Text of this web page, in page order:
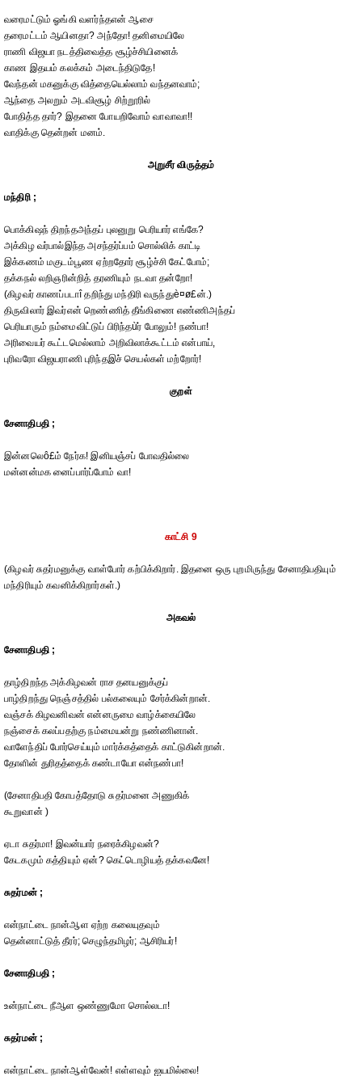
வரைமட்டும் ஓங்கி வளர்ந்தஎன் ஆசை
தரைமட்டம் ஆயினதா? அந்தோ! தனிமையிலே
ராணி விஜயா நடத்திவைத்த சூழ்ச்சியினைக்
காண இதயம் கலக்கம் அடைந்திடுதே!
வேந்தன் மகனுக்கு வித்தையெல்லாம் வந்தனவாம்;
ஆந்தை அலறும் அடவிசூழ் சிற்றூரில்
போதித்த தார்? இதனை போயறிவோம் வாவாவா!!
வாதிக்கு தென்றன் மனம்.
அறுசீர் விருத்தம்
மந்திரி ;
பொக்கிஷந் திறந்தஅந்தப் புலனுறு பெரியார் எங்கே?
அக்கிழ வர்பால்இந்த அசந்தர்ப்பம் சொல்லிக் காட்டி
இக்கணம் மகுடம்பூண ஏற்றதோர் சூழ்ச்சி கேட்போம்;
தக்கநல் லறிஞரின்றித் தரணியும் நடவா தன்றோ!
(கிழவர் காணப்படாî தறிந்து மந்திரி வருந்துè¤ø£ன்.)
திருவிலார் இவர்என் றெண்ணித் தீங்கிணை எண்ணிஅந்தப்
பெரியாரும் நம்மைவிட்டுப் பிரிந்தùர் போலும்! நண்பா!
அரிவையர் கூட்டமெல்லாம் அறிவிலாக்கூட்டம் என்பாய்,
புரிவரோ விஜயராணி புரிந்தஇச் செயல்கள் மற்றோர்!
குறள்
சேனாதிபதி ;
இன்னலெô£ம் நேர்க! இனியஞ்சப் போவதில்லை
மன்னன்மக னைப்பார்ப்போம் வா!
காட்சி 9
(கிழவர் சுதர்மனுக்கு வாள்போர் கற்பிக்கிறார். இதனை ஒரு புறமிருந்து சேனாதிபதியும்
மந்திரியும் கவனிக்கிறார்கள்.)
அகவல்
சேனாதிபதி ;
தாழ்திறந்த அக்கிழவன் ராச தனயனுக்குப்
பாழ்திறந்து நெஞ்சத்தில் பல்கலையும் சேர்க்கின்றான்.
வஞ்சக் கிழவனிவன் என்னருமை வாழ்க்கையிலே
நஞ்சைக் கலப்பதற்கு நம்மையன்று நண்ணினான்.
வாளேந்திப் போர்செய்யும் மார்க்கத்தைக் காட்டுகின்றான்.
தோளின் துரிதத்தைக் கண்டாயோ என்நண்பா!
(சேனாதிபதி கோபத்தோடு சுதர்மனை அணுகிக்
கூறுவான் )
ஏடா சுதர்மா! இவன்யார் நரைக்கிழவன்?
கேடகமும் கத்தியும் ஏன்? கெட்டொழியத் தக்கவனே!
சுதர்மன் ;
என்நாட்டை நான்ஆள ஏற்ற கலையுதவும்
தென்னாட்டுத் தீரர்; செழுந்தமிழர்; ஆசிரியர்!
சேனாதிபதி ;
உன்நாட்டை நீஆள ஒண்ணுமோ சொல்லடா!
சுதர்மன் ;
என்நாட்டை நான்ஆள்வேன்! எள்ளவும் ஐயமில்லை!